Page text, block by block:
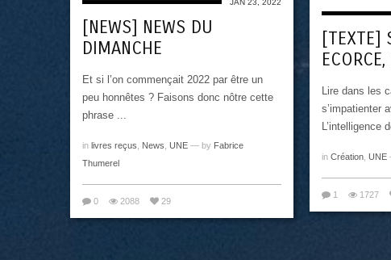
JAN 23, 2022
[NEWS] NEWS DU
DIMANCHE
Et si l’on commençait 2022 par être un
peu honnêtes ? Faisons donc nôtre cette
phrase ...
in livres reçus, News, UNE — by Fabrice
Thumerel
0 2088 29
[TEXTE]
Lire dans les
s’impatienter
L’intelligence
in Création, UNE
1 1727